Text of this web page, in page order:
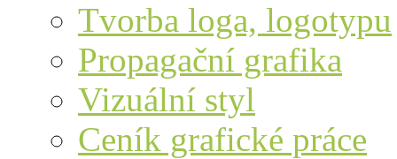
Tvorba loga, logotypu
Propagační grafika
Vizuální styl
Ceník grafické práce